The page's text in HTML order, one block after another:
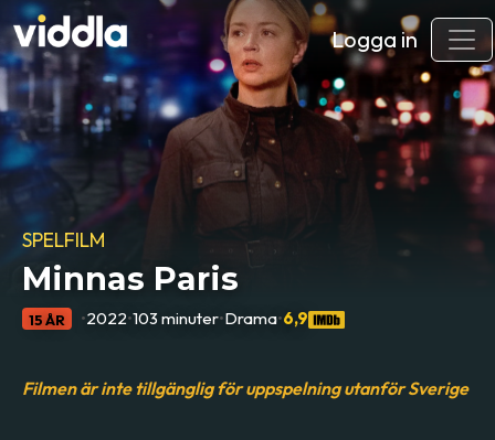
Logga in
SPELFILM
Minnas Paris
15 ÅR •2022•103 minuter•Drama•6,9
Filmen är inte tillgänglig för uppspelning utanför Sverige